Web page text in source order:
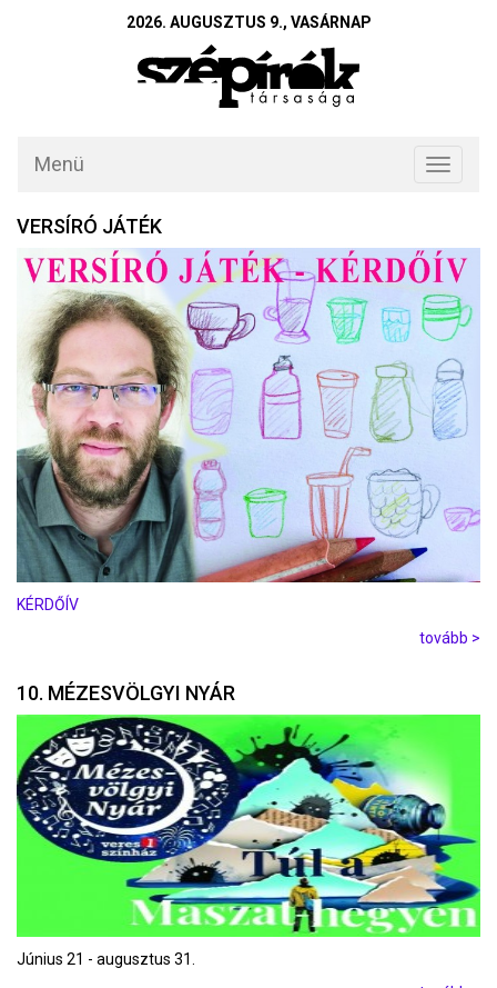
2026. AUGUSZTUS 9., VASÁRNAP
Toggle
Menü
VERSÍRÓ JÁTÉK
KÉRDŐÍV
tovább >
10. MÉZESVÖLGYI NYÁR
Június 21 - augusztus 31.